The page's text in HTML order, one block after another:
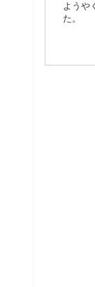
ようや
た。